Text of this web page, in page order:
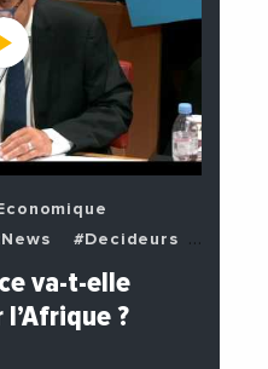
#Decideurs
#Economie
va-t-elle
?